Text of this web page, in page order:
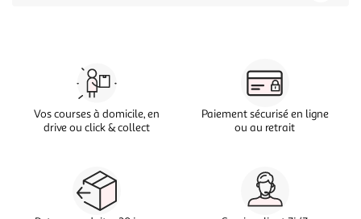
Vos courses à domicile, en
drive ou click & collect
Paiement sécurisé en ligne
ou au retrait